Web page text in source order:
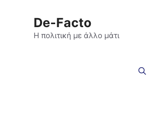
De-Facto
Η πολιτική με άλλο μάτι